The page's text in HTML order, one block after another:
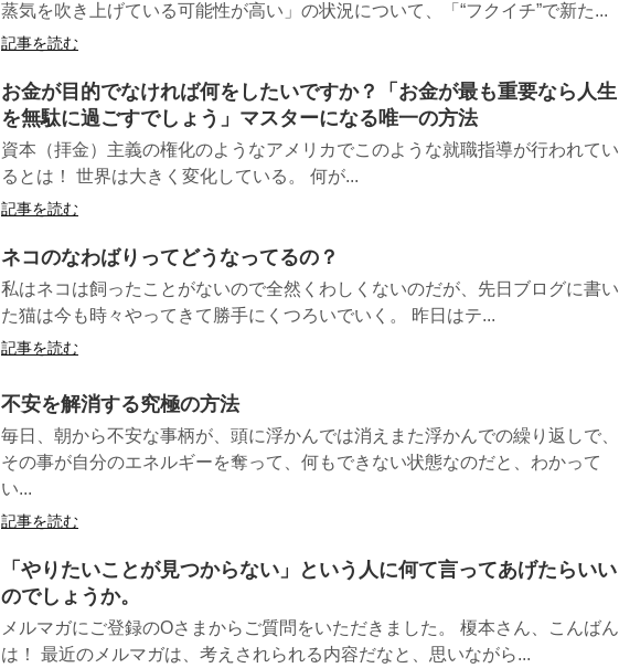
蒸気を吹き上げている可能性が高い」の状況について、「“フクイチ”で新た...
記事を読む
お金が目的でなければ何をしたいですか？「お金が最も重要なら人生
を無駄に過ごすでしょう」マスターになる唯一の方法
資本（拝金）主義の権化のようなアメリカでこのような就職指導が行われてい
るとは！ 世界は大きく変化している。 何が...
記事を読む
ネコのなわばりってどうなってるの？
私はネコは飼ったことがないので全然くわしくないのだが、先日ブログに書い
た猫は今も時々やってきて勝手にくつろいでいく。 昨日はテ...
記事を読む
不安を解消する究極の方法
毎日、朝から不安な事柄が、頭に浮かんでは消えまた浮かんでの繰り返しで、
その事が自分のエネルギーを奪って、何もできない状態なのだと、わかって
い...
記事を読む
「やりたいことが見つからない」という人に何て言ってあげたらいい
のでしょうか。
メルマガにご登録のOさまからご質問をいただきました。 榎本さん、こんばん
は！ 最近のメルマガは、考えされられる内容だなと、思いながら...